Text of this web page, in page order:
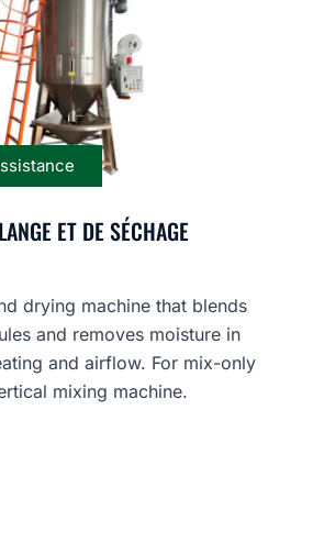
ET DE SÉCHAGE
drying machine that blends
and removes moisture in
and airflow. For mix-only
mixing machine.